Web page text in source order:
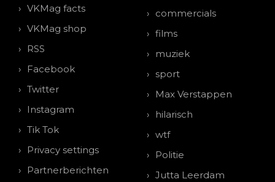
VKMag facts
VKMag shop
RSS
Facebook
Twitter
Instagram
Tik Tok
Privacy settings
Partnerberichten
commercials
films
muziek
sport
Max Verstappen
hilarisch
wtf
Politie
Jutta Leerdam